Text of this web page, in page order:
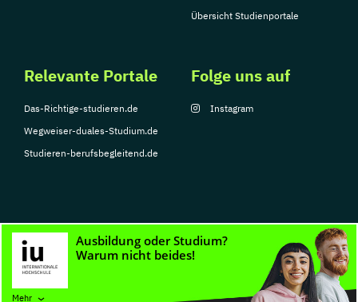
Mehr
Übersicht Studienportale
Relevante Portale
Das-Richtige-studieren.de
Wegweiser-duales-Studium.de
Studieren-berufsbegleitend.de
Folge uns auf
Instagram
© Copyright 2026, TarGroup Media GmbH
Nutzungsbedingungen